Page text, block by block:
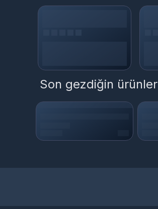
Son gezdiğin ürünler